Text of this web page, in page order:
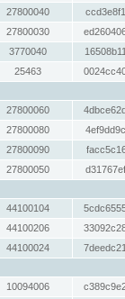
27800040
27800030
3770040
25463
27800060
27800080
27800090
27800050
44100104
44100206
44100024
10094006